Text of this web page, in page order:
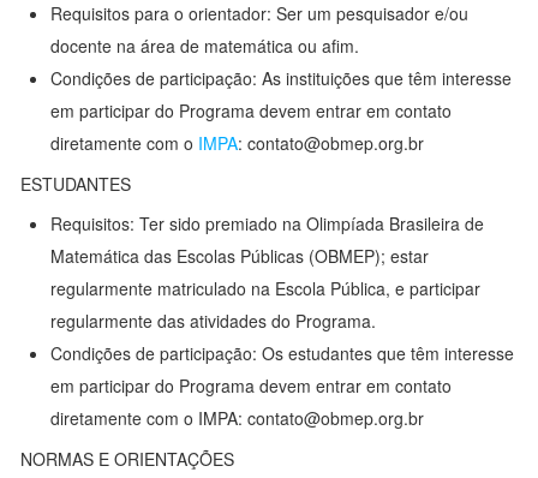
Requisitos para o orientador: Ser um pesquisador e/ou
docente na área de matemática ou afim.
Condições de participação: As instituições que têm interesse
em participar do Programa devem entrar em contato
diretamente com o IMPA: contato@obmep.org.br
ESTUDANTES
Requisitos: Ter sido premiado na Olimpíada Brasileira de
Matemática das Escolas Públicas (OBMEP); estar
regularmente matriculado na Escola Pública, e participar
regularmente das atividades do Programa.
Condições de participação: Os estudantes que têm interesse
em participar do Programa devem entrar em contato
diretamente com o IMPA: contato@obmep.org.br
NORMAS E ORIENTAÇÕES